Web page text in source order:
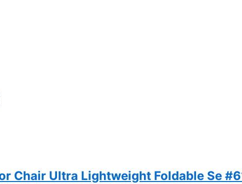
Chair Ultra Lightweight Foldable Se